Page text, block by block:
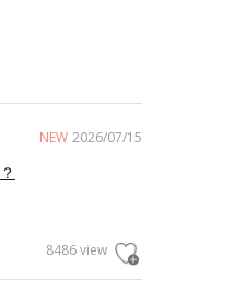
NEW 2026/07/15
8486 view